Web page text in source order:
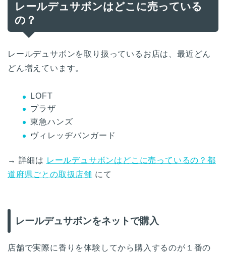
レールデュサボンはどこに売っている
の？
レールデュサボンを取り扱っているお店は、最近どん
どん増えています。
LOFT
プラザ
東急ハンズ
ヴィレッヂバンガード
→ 詳細は レールデュサボンはどこに売っているの？都
道府県ごとの取扱店舗 にて
レールデュサボンをネットで購入
店舗で実際に香りを体験してから購入するのが１番の